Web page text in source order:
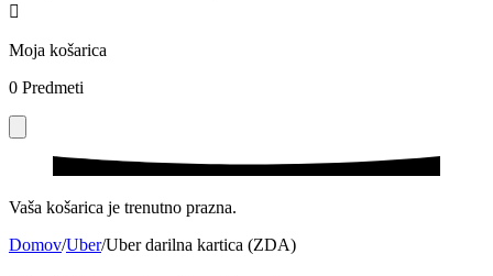
Moja košarica
0 Predmeti
Vaša košarica je trenutno prazna.
Domov/Uber/Uber darilna kartica (ZDA)